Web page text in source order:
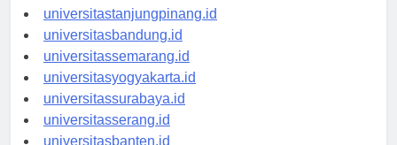
universitaspangkalpinang.id
universitastanjungpinang.id
universitasbandung.id
universitassemarang.id
universitasyogyakarta.id
universitassurabaya.id
universitasserang.id